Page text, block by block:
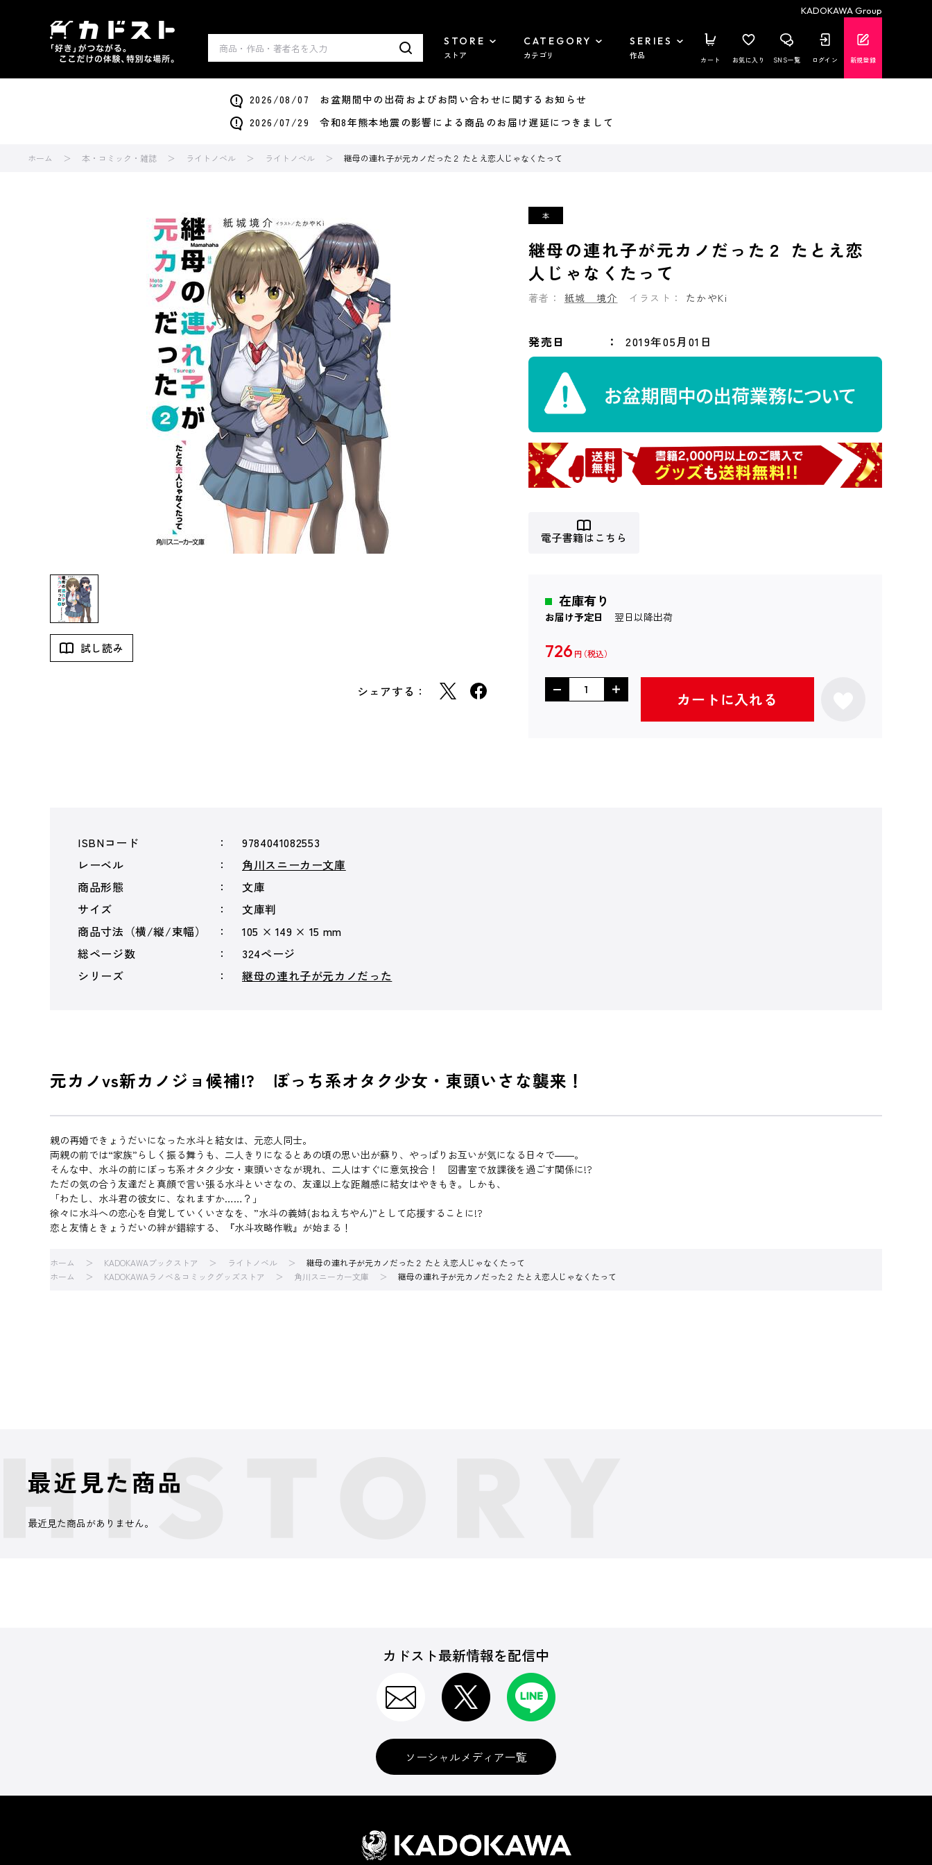
KADOKAWA Group
STORE
ストア
CATEGORY
カテゴリ
SERIES
作品 カート お気に入り SNS一覧 ログイン 新規登録
2026/08/07 お盆期間中の出荷およびお問い合わせに関するお知らせ
2026/07/29 令和8年熊本地震の影響による商品のお届け遅延につきまして
ホーム 本・コミック・雑誌 ライトノベル ライトノベル 継母の連れ子が元カノだった２ たとえ恋人じゃなくたって
試し読み
シェアする：
継母の連れ子が元カノだった２ たとえ恋
人じゃなくたって
著者： 紙城 境介 イラスト： たかやKi
発売日 2019年05月01日
電子書籍はこちら
在庫有り
お届け予定日 翌日以降出荷
726 円
カートに入れる
ISBNコード
9784041082553
レーベル
角川スニーカー文庫
商品形態
文庫
サイズ
文庫判
商品寸法（横/縦/束幅）
105 × 149 × 15 mm
総ページ数
324ページ
シリーズ
継母の連れ子が元カノだった
元カノvs新カノジョ候補!? ぼっち系オタク少女・東頭いさな襲来！
親の再婚できょうだいになった水斗と結女は、元恋人同士。
両親の前では“家族”らしく振る舞うも、二人きりになるとあの頃の思い出が蘇り、やっぱりお互いが気になる日々で――。
そんな中、水斗の前にぼっち系オタク少女・東頭いさなが現れ、二人はすぐに意気投合！ 図書室で放課後を過ごす関係に!?
ただの気の合う友達だと真顔で言い張る水斗といさなの、友達以上な距離感に結女はやきもき。しかも、
「わたし、水斗君の彼女に、なれますか……？」
徐々に水斗への恋心を自覚していくいさなを、”水斗の義姉(おねえちやん)”として応援することに!?
恋と友情ときょうだいの絆が錯綜する、『水斗攻略作戦』が始まる！
ホーム KADOKAWAブックストア ライトノベル
継母の連れ子が元カノだった２ たとえ恋人じゃなくたって
ホーム
KADOKAWAラノベ＆コミックグッズストア 角川スニーカー文庫 継母の連れ子が元カノだった２ たとえ恋人じゃなくたって
最近見た商品
最近見た商品がありません。
カドスト最新情報を配信中
ソーシャルメディア一覧